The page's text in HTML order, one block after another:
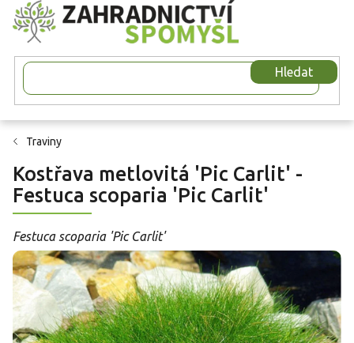
Přejít
na
obsah
Hledat
Traviny
Kostřava metlovitá 'Pic Carlit' -
Festuca scoparia 'Pic Carlit'
Festuca scoparia 'Pic Carlit'